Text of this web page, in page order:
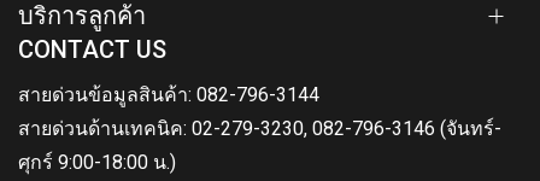
บริการลูกค้า
CONTACT US
สายด่วนข้อมูลสินค้า: 082-796-3144
สายด่วนด้านเทคนิค: 02-279-3230, 082-796-3146 (จันทร์-
ศุกร์ 9:00-18:00 น.)